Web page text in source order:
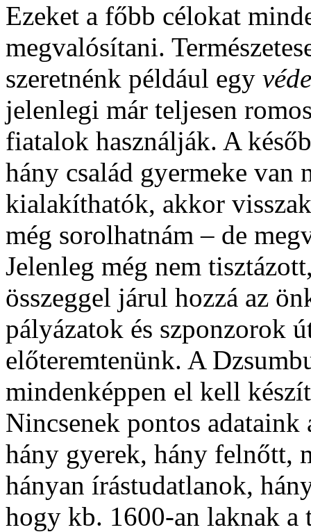
Ezeket a főbb célokat
megvalósítani.
szeretnénk például egy
jelenlegi már teljesen
fiatalok használják. A
hány család gyermeke van
kialakíthatók, akkor
még sorolhatnám – de
Jelenleg még nem
összeggel járul hozzá az
pályázatok és szponzorok
előteremtenünk. A
mindenképpen el kell
Nincsenek pontos
hány gyerek, hány felnőtt,
hányan írástudatlanok,
hogy kb. 1600-an laknak a